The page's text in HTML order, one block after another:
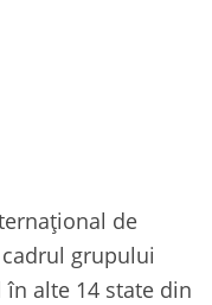
de
grupului
în alte 14 state din